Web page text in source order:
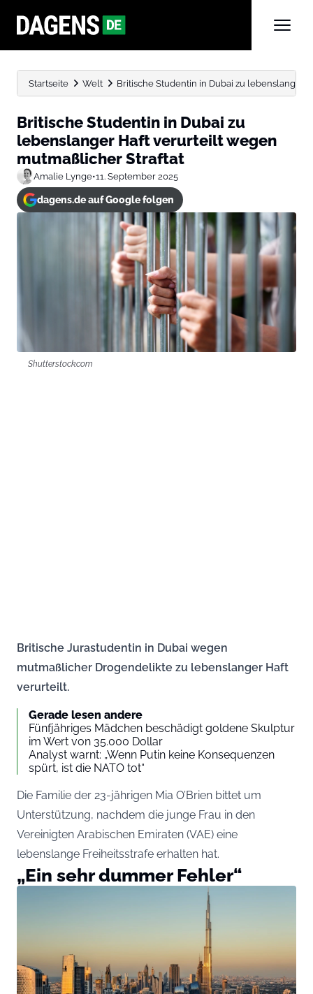
Startseite Welt Britische Studentin in Dubai zu lebenslanger
Britische Studentin in Dubai zu
lebenslanger Haft verurteilt wegen
mutmaßlicher Straftat
Amalie Lynge•11. September 2025
dagens.de auf Google folgen
Shutterstock.com
Britische Jurastudentin in Dubai wegen
mutmaßlicher Drogendelikte zu lebenslanger Haft
verurteilt.
Gerade lesen andere
Fünfjähriges Mädchen beschädigt goldene Skulptur
im Wert von 35.000 Dollar
Analyst warnt: „Wenn Putin keine Konsequenzen
spürt, ist die NATO tot“
Die Familie der 23-jährigen Mia O’Brien bittet um
Unterstützung, nachdem die junge Frau in den
Vereinigten Arabischen Emiraten (VAE) eine
lebenslange Freiheitsstrafe erhalten hat.
„Ein sehr dummer Fehler“